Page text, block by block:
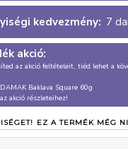
kedvezmény: 7
akció:
az akció feltételeit, tiéd lehet a
Baklava Square 60g
akció részleteihez!
EZ A TERMÉK MÉG